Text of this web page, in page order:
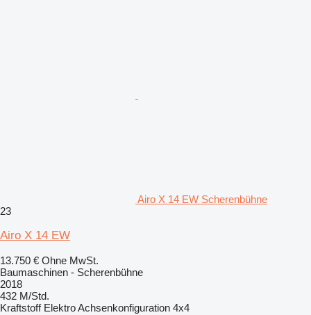
Airo X 14 EW Scherenbühne
23
Airo X 14 EW
13.750 € Ohne MwSt.
Baumaschinen - Scherenbühne
2018
432 M/Std.
Kraftstoff ElektroAchsenkonfiguration 4x4